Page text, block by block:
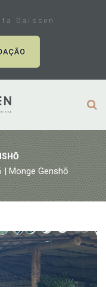
Daissen
| Monge Genshō